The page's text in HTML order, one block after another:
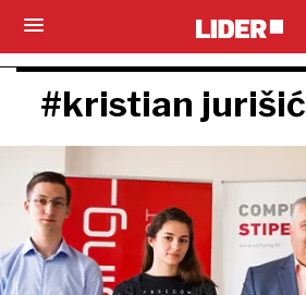
#kristian jurišić